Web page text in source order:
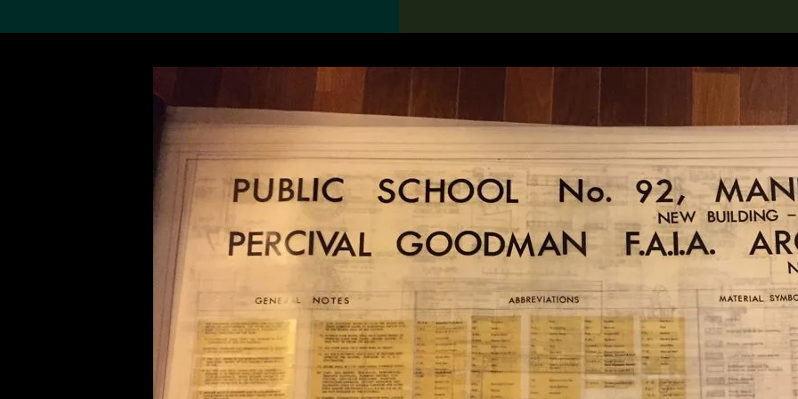
搜索M+藏品 Search the Collection
19,052个结果
关于M+藏品
探索世界顶级的二十及二十
一世纪视觉文化藏品。